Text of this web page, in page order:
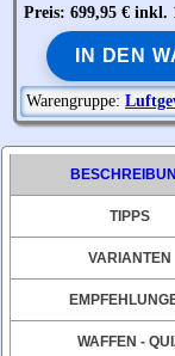
Preis: 699,95 € inkl.
IN DEN
Warengruppe:
TIPPS
VARIANTEN
WAFFEN -